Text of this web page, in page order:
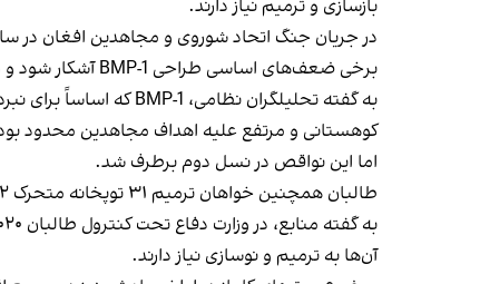
بازسازی و ترمیم نیاز دارند.
برخی ضعف‌های اساسی طراحی BMP-1 آشکار شود و در نتیجه استفاده از مدل پیشرفته‌تر BMP-2 سرعت گیرد.
اما این نواقص در نسل دوم برطرف شد.
طالبان همچنین خواهان ترمیم ۳۱ توپخانه متحرک ۱۵۲ میلی‌متری و ۲۷ راکت‌انداز شده‌اند.
آن‌ها به ترمیم و نوسازی نیاز دارند.